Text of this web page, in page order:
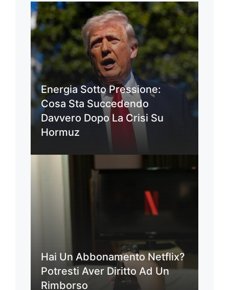
Energia Sotto Pressione:
Cosa Sta Succedendo
Davvero Dopo La Crisi Su
Hormuz
Hai Un Abbonamento Netflix?
Potresti Aver Diritto Ad Un
Rimborso